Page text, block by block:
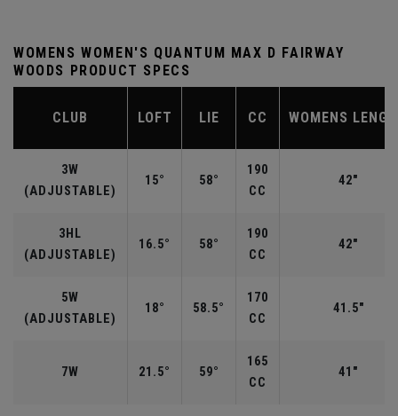
WOMENS WOMEN'S QUANTUM MAX D FAIRWAY
WOODS PRODUCT SPECS
CLUB LOFT LIE CC WOMENS
3W
(ADJUSTABLE)
15° 58°
190
CC
42"
3HL
(ADJUSTABLE)
16.5° 58°
190
CC
42"
5W
(ADJUSTABLE)
18° 58.5°
170
CC
41.5"
7W 21.5° 59°
165
CC
41"